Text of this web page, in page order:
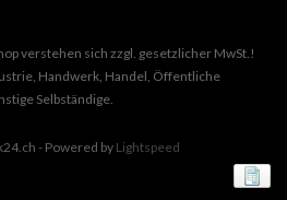
verstehen sich zzgl. gesetzlicher MwSt.!
Handwerk, Handel, Öffentliche
Selbständige.
- Powered by Lightspeed